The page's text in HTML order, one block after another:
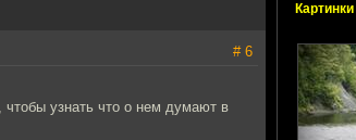
Картинки
# 6
узнать что о нем думают в